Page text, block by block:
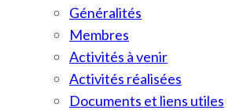
Généralités
Membres
Activités à venir
Activités réalisées
Documents et liens utiles